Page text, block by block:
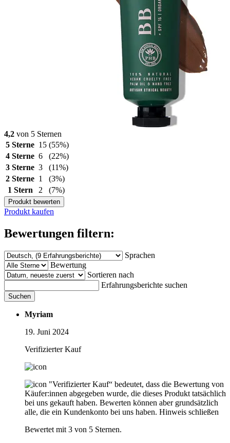
4,2 von 5 Sternen
5 Sterne 15 (55%)
4 Sterne 6
(22%)
3 Sterne 3
(11%)
2 Sterne 1
(3%)
1 Stern
2 (7%)
Produkt bewerten
Produkt kaufen
Bewertungen filtern:
Sprachen
Bewertung
Sortieren nach
Erfahrungsberichte suchen
Suchen
Myriam
19. Juni 2024
Verifizierter Kauf
"Verifizierter Kauf“ bedeutet, dass die Bewertung von
Käufer:innen abgegeben wurde, die dieses Produkt tatsächlich
bei uns gekauft haben. Bewerten können aber grundsätzlich
alle, die ein Kundenkonto bei uns haben. Hinweis schließen
Bewertet mit 3 von 5 Sternen.